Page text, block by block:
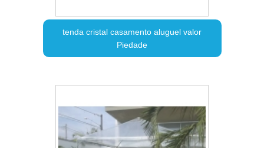
tenda cristal casamento aluguel valor
Piedade